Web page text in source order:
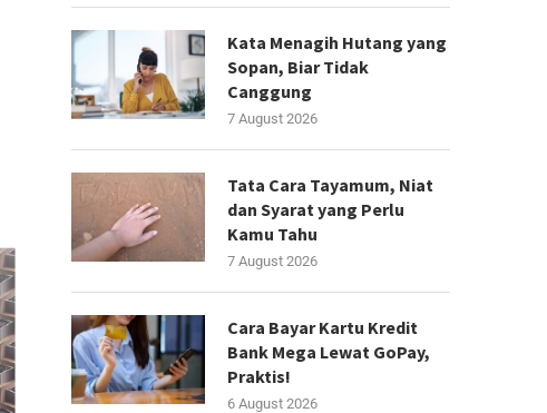
Kata Menagih Hutang yang
Sopan, Biar Tidak
Canggung
7 August 2026
Tata Cara Tayamum, Niat
dan Syarat yang Perlu
Kamu Tahu
7 August 2026
Cara Bayar Kartu Kredit
Bank Mega Lewat GoPay,
Praktis!
6 August 2026